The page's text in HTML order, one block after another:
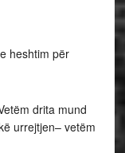
heshtim për
drita mund
urrejtjen– vetëm